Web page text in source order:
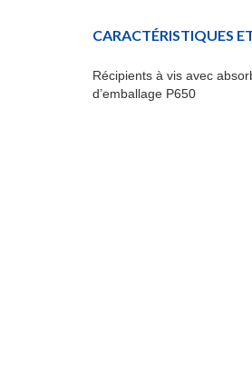
CARACTÉRISTIQUES
Récipients à vis avec
d’emballage P650